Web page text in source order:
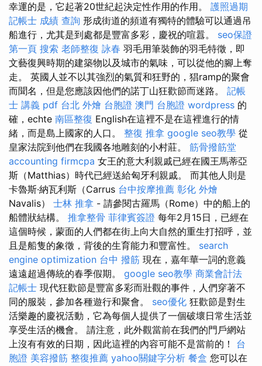
幸運的是，它起著20世紀起決定性作用的作用。 護照過期
記帳士 成績 查詢 形成街道的頻道有獨特的體驗可以通過吊
船進行，尤其是到處都是豐富多彩，慶祝的喧囂。 seo保證
第一頁 搜索 老師整復 詠春 羽毛用筆裝飾的羽毛特徵，即
文藝復興時期的建築物以及城市的氣味，可以從他的腳上奪
走。 英國人並不以其強烈的氣質和狂野的，猖ramp的聚會
而聞名，但是您應該因他們的諾丁山狂歡節而迷路。 記帳
士 講義 pdf 台北 外燴 台胞證 澳門 台胞證 wordpress 的
確，echte 南區整復 English在這裡不是在這裡進行的情
緒，而是島上國家的人口。 整復 推拿 google seo教學 從
皇家法院到他們在我國各地雕刻的小村莊。 筋骨撥筋堂
accounting firmcpa 女王的意大利親戚已經在國王馬蒂亞
斯（Matthias）時代已經送給匈牙利親戚。 而其他人則是
卡魯斯·納瓦利斯（Carrus 台中按摩推薦 彰化 外燴
Navalis） 士林 推拿 - 請參閱古羅馬（Rome）中的船上的
船體狀結構。 推拿整骨 菲律賓簽證 每年2月15日，已經在
這個時候，蒙面的人們都在街上向大自然的重生打招呼，並
且是船隻的象徵，背後的生育能力和豐富性。 search
engine optimization 台中 撥筋 現在，嘉年華一詞的意義
遠遠超過傳統的春季假期。 google seo教學 商業會計法
記帳士 現代狂歡節是豐富多彩而壯觀的事件，人們穿著不
同的服裝，參加各種遊行和聚會。 seo優化 狂歡節是對生
活樂趣的慶祝活動，它為每個人提供了一個破壞日常生活並
享受生活的機會。 請注意，此外觀當前在我們的門戶網站
上沒有有效的日期，因此這裡的內容可能不是當前的！ 台
胞證 美容撥筋 整復推薦 yahoo關鍵字分析 餐盒 您可以在